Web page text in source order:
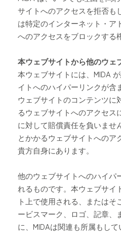
サイトへのアクセスを拒否も
は特定のインターネット・ア
へのアクセスをブロックする
本ウェブサイトから他のウェ
本ウェブサイトには、 MIDA
イトへのハイパーリンクが含
ウェブサイトのコンテンツに
るウェブサイトへのアクセス
に対して賠償責任を負いませ
とかかるウェブサイトへのア
貴方自身にあります。
他のウェブサイトへのハイパ
れるものです。本ウェブサイ
ト上で使用される、またはそ
ービスマーク、ロゴ、記章、
に、 MIDAは関連も所属もして